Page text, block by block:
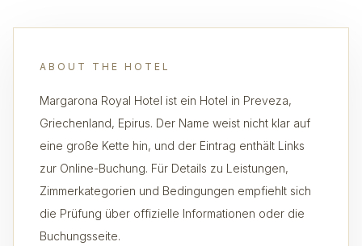
ABOUT THE HOTEL
Margarona Royal Hotel ist ein Hotel in Preveza,
Griechenland, Epirus. Der Name weist nicht klar auf
eine große Kette hin, und der Eintrag enthält Links
zur Online-Buchung. Für Details zu Leistungen,
Zimmerkategorien und Bedingungen empfiehlt sich
die Prüfung über offizielle Informationen oder die
Buchungsseite.